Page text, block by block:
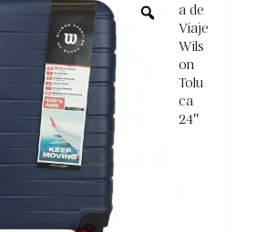
a de
Viaje
Wils
on
Tolu
ca
24″